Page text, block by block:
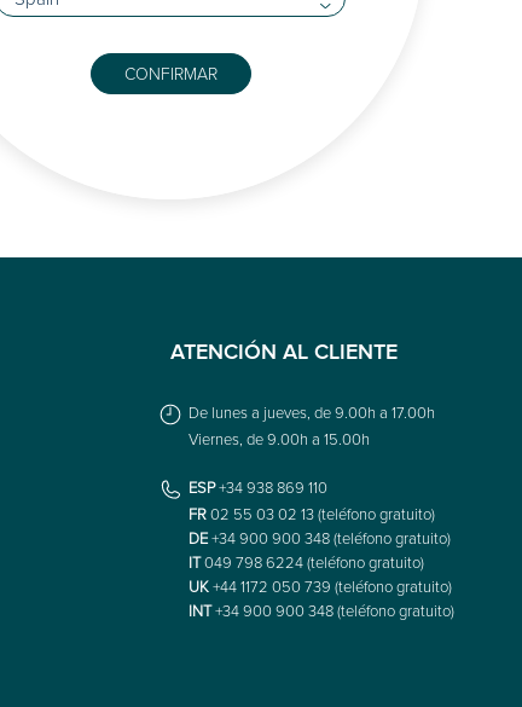
ATENCIÓN AL CLIENTE
De lunes a jueves, de 9.00h a 17.00h
Viernes, de 9.00h a 15.00h
ESP+34 938 869 110
FR02 55 03 02 13 (teléfono gratuito)
DE+34 900 900 348 (teléfono gratuito)
IT049 798 6224 (teléfono gratuito)
UK+44 1172 050 739 (teléfono gratuito)
INT+34 900 900 348 (teléfono gratuito)
CONFIRMAR